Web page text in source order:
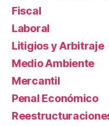
Fiscal
Laboral
Litigios y Arbitraje
Medio Ambiente
Mercantil
Penal Económico